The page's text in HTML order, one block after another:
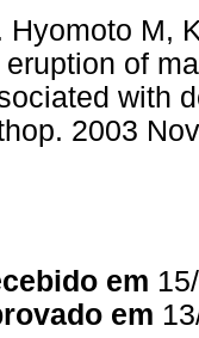
Hyomoto M,
eruption of
with
2003
em
em